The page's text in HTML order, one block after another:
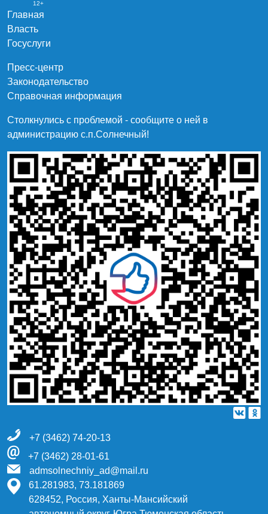
12+
Главная
Власть
Госуслуги
Пресс-центр
Законодательство
Справочная информация
Столкнулись с проблемой - сообщите о ней в
администрацию c.п.Солнечный!
+7 (3462) 74-20-13
+7 (3462) 28-01-61
admsolnechniy_ad@mail.ru
61.281983, 73.181869
628452, Россия, Ханты-Мансийский